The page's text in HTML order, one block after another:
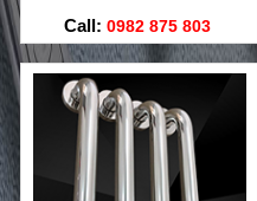
Call: 0982 875 803